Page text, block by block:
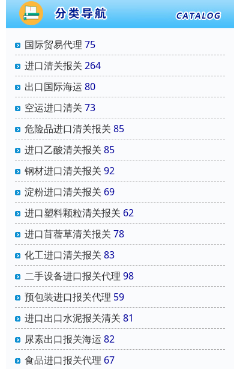
国际贸易代理 75
进口清关报关 264
出口国际海运 80
空运进口清关 73
危险品进口清关报关 85
进口乙酸清关报关 85
钢材进口清关报关 92
淀粉进口清关报关 69
进口塑料颗粒清关报关 62
进口苜蓿草清关报关 78
化工进口清关报关 83
二手设备进口报关代理 98
预包装进口报关代理 59
进口出口水泥报关清关 81
尿素出口报关海运 82
食品进口报关代理 67